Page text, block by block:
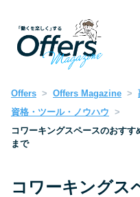
Offers Offers Magazine
資格・ツール・ノウハウ
コワーキングスペースのおす
まで
コワーキングス